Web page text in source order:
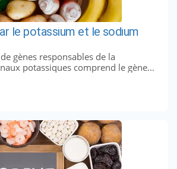
le potassium et le sodium
gènes responsables de la
potassiques comprend le gène...